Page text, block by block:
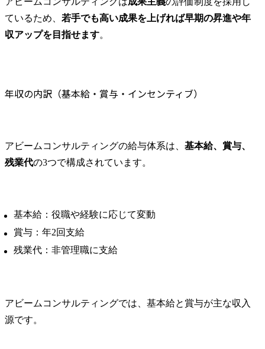
ているため、 若手でも高い成果を上げれば早期の昇進や年
収アップを目指せます。​
年収の内訳（基本給・賞与・インセンティブ）
アビームコンサルティングの給与体系は、 基本給、賞与、
残業代の3つで構成されています。
基本給：役職や経験に応じて変動
賞与：年2回支給
残業代：非管理職に支給
アビームコンサルティングでは、基本給と賞与が主な収入
源です。